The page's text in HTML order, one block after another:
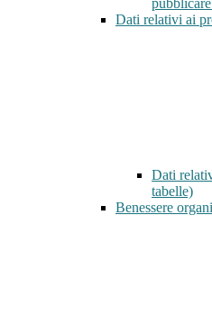
Dati relativi ai
Dati
tabelle)
Benessere